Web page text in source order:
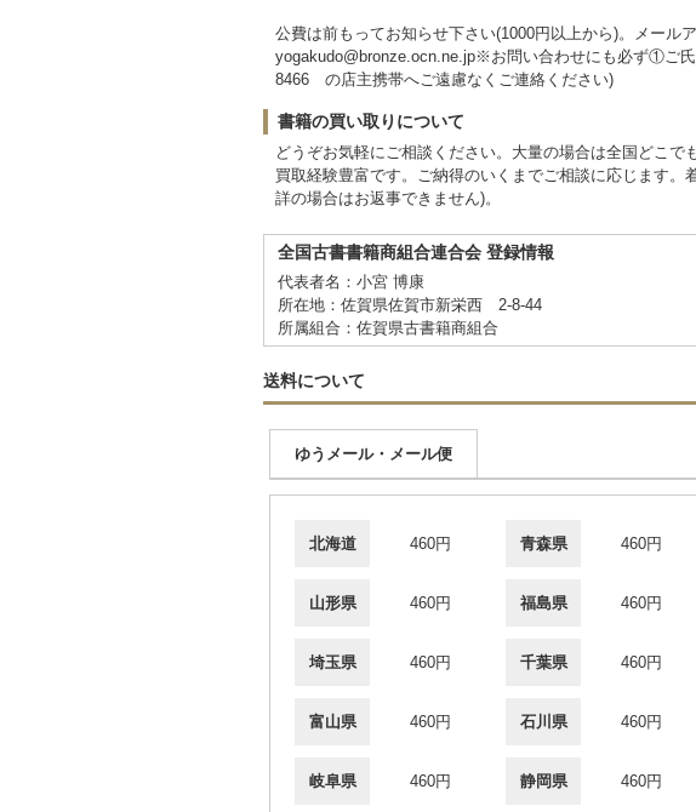
公費は前もってお知らせ下さい(1000円以上から)。メール
yogakudo@bronze.ocn.ne.jp※お問い合わせにも必ず①ご
8466 の店主携帯へご遠慮なくご連絡ください)
書籍の買い取りについて
どうぞお気軽にご相談ください。大量の場合は全国どこ
買取経験豊富です。ご納得のいくまでご相談に応じます
詳の場合はお返事できません)。
全国古書書籍商組合連合会 登録情報
代表者名：小宮 博康
所在地：佐賀県佐賀市新栄西 2-8-44
所属組合：佐賀県古書籍商組合
送料について
ゆうメール・メール便
北海道 460円 青森県 460円
山形県 460円 福島県 460円
埼玉県 460円 千葉県 460円
富山県 460円 石川県 460円
岐阜県 460円 静岡県 460円